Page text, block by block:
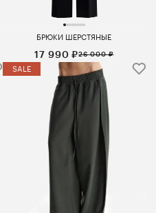
БРЮКИ ШЕРСТЯНЫЕ
17 990 ₽26 000 ₽
SALE